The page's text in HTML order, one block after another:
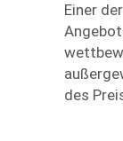
Einer
des